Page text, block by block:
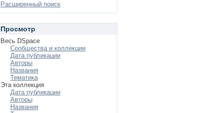
Расширенный поиск
Просмотр
Весь DSpace
Сообщества и коллекции
Дата публикации
Авторы
Названия
Тематика
Эта коллекция
Дата публикации
Авторы
Названия